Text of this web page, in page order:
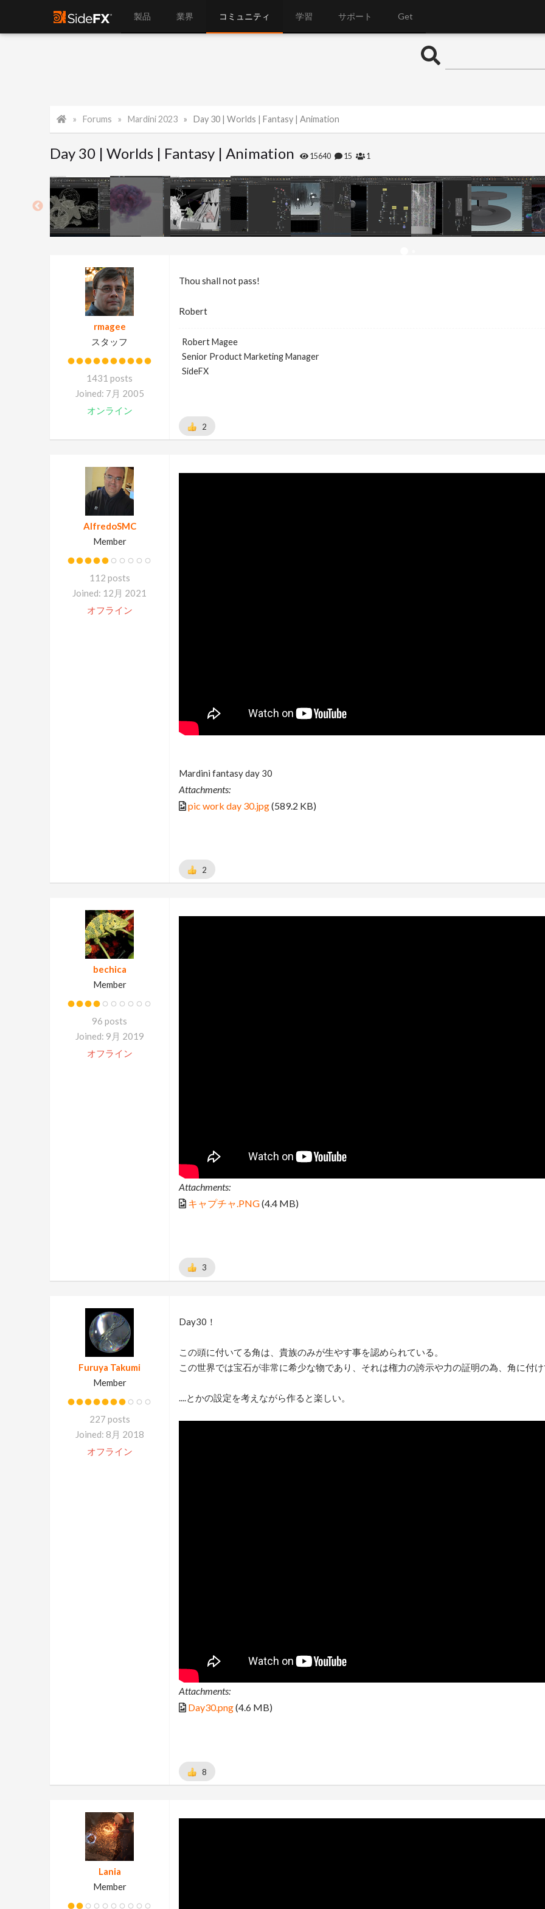
製品 業界 コミュニティ 学習 サポート Get
Forums Mardini 2023 Day 30 | Worlds | Fantasy | Animation
Day 30 | Worlds | Fantasy | Animation 15640 15 1
rmagee
スタッフ
1431 posts
Joined: 7月 2005
オンライン
Thou shall not pass!
Robert
Robert Magee
Senior Product Marketing Manager
SideFX
2
AlfredoSMC
Member
112 posts
Joined: 12月 2021
オフライン
Mardini fantasy day 30
Attachments:
pic work day 30.jpg(589.2 KB)
2
bechica
Member
96 posts
Joined: 9月 2019
オフライン
Attachments:
キャプチャ.PNG(4.4 MB)
3
Furuya Takumi
Member
227 posts
Joined: 8月 2018
オフライン
Day30！
この頭に付いてる角は、貴族のみが生やす事を認められている。
この世界では宝石が非常に希少な物であり、それは権力の誇示や力の証明の為、角に付け
....とかの設定を考えながら作ると楽しい。
Attachments:
Day30.png(4.6 MB)
8
Lania
Member